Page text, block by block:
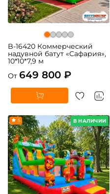
B-16420 Коммерческий
надувной батут «Сафария»,
10*10*7,9 м
От 649 800 ₽
В НАЛИЧИИ
5